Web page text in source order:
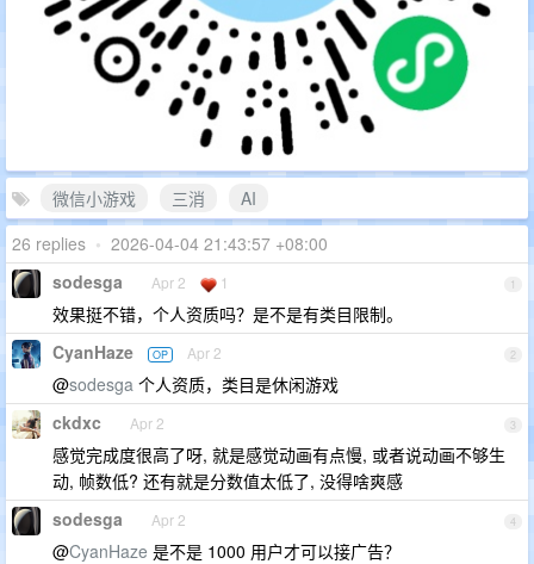
微信小游戏 三消
AI
26 replies • 2026-04-04 21:43:57 +08:00
1
sodesga Apr 2 1
效果挺不错，个人资质吗？是不是有类目限制。
2
CyanHaze OP Apr 2
@sodesga 个人资质，类目是休闲游戏
3
ckdxc Apr 2
感觉完成度很高了呀, 就是感觉动画有点慢, 或者说动画不够生
动, 帧数低? 还有就是分数值太低了, 没得啥爽感
4
sodesga Apr 2
@CyanHaze 是不是 1000 用户才可以接广告？